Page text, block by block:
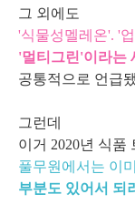
그 외에도
'식물성멜레온'. '
'멀티그린'이라는
공통적으로 언급
그런데
이거 2020년 식품
풀무원에서는 이
부분도 있어서 되